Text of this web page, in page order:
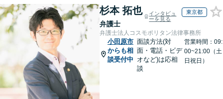
杉本 拓也
弁護士
インタビュ
ーを見る
東京都
弁護士法人コスモポリタン法律事務所
小田原市
からも相
談受付中
面談方法(対
面・電話・ビデ
オなど)は応相
談
営業時間：09:
00~21:00（土
日祝日）